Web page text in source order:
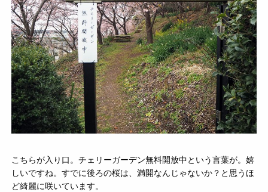
こちらが入り口。チェリーガーデン無料開放中という言葉が。嬉
しいですね。すでに後ろの桜は、満開なんじゃないか？と思うほ
ど綺麗に咲いています。